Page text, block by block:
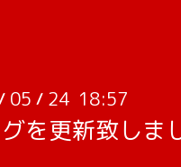
05 / 24 18:57
を更新致しま